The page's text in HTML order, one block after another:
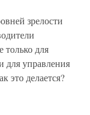
зрелости
только для
для управления
это делается?